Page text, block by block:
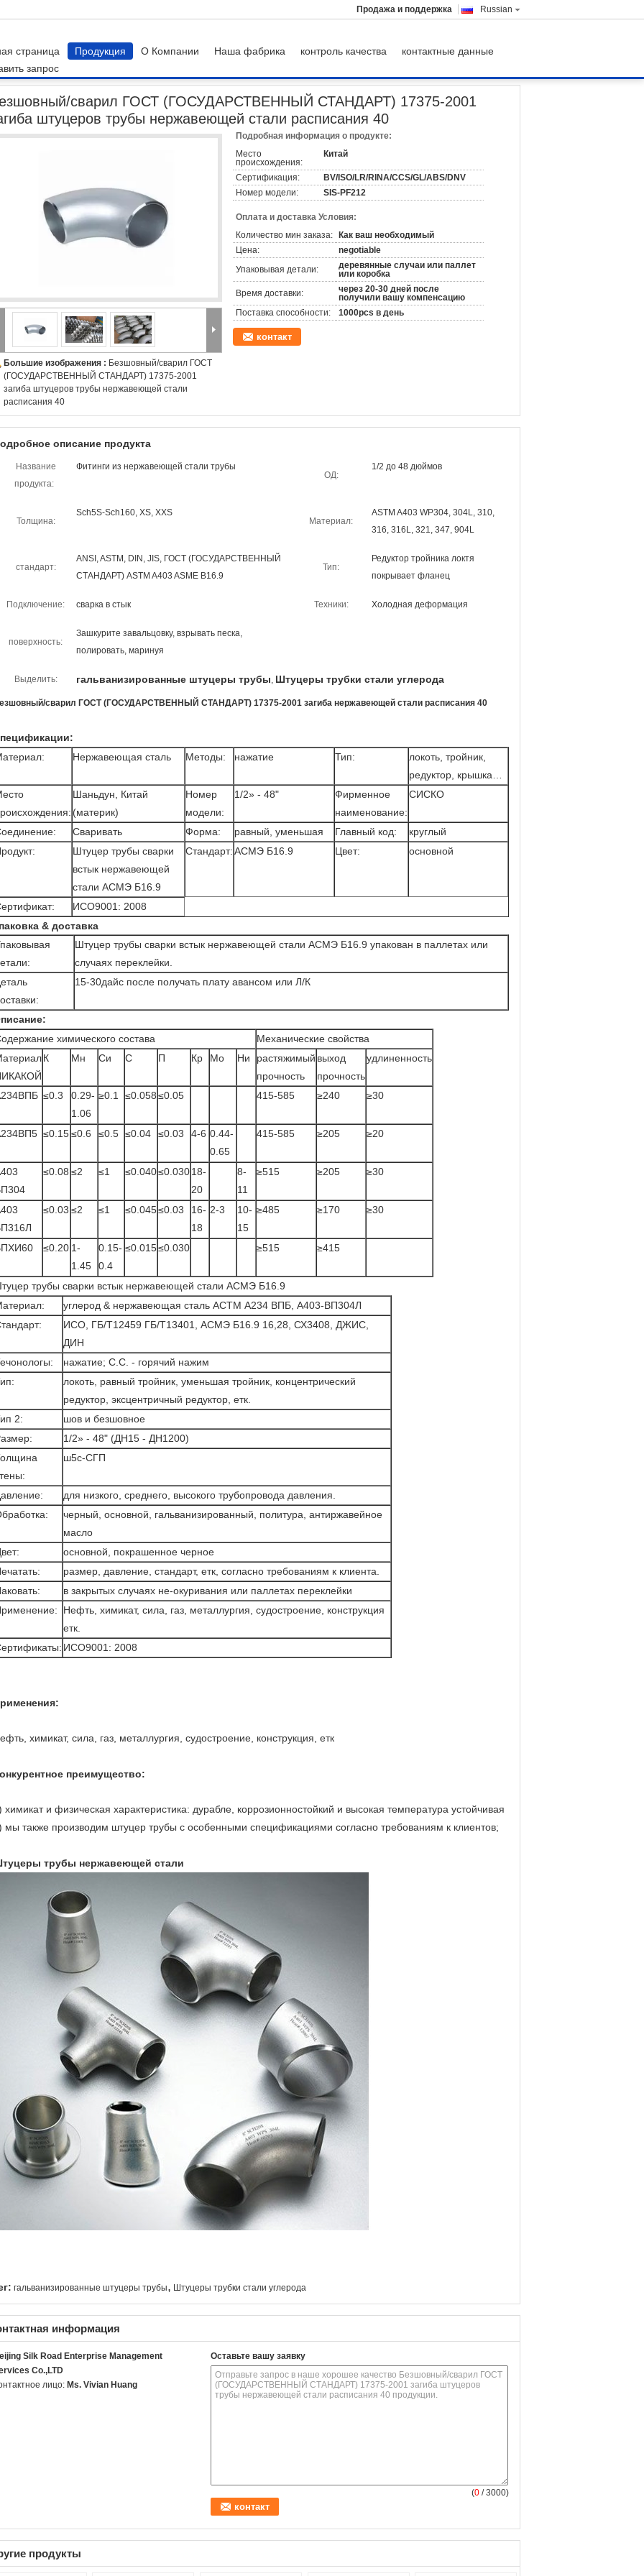
Russian
Продажа и поддержка
страница Продукция О Компании Наша фабрика контроль качества
контактные данные
запрос
трубы
сварил ГОСТ (ГОСУДАРСТВЕННЫЙ СТАНДАРТ) 17375-2001
штуцеров трубы нержавеющей стали расписания 40
Большие изображения : Безшовный/сварил ГОСТ
(ГОСУДАРСТВЕННЫЙ СТАНДАРТ) 17375-2001
загиба штуцеров трубы нержавеющей стали
расписания 40
Подробная информация о продукте:
Место
происхождения:
Китай
Сертификация:
BV/ISO/LR/RINA/CCS/GL/ABS/DNV
Номер модели:
SIS-PF212
Оплата и доставка Условия:
Количество мин заказа:
Как ваш необходимый
Цена:
negotiable
Упаковывая детали:
деревянные случаи или паллет
или коробка
Время доставки:
через 20-30 дней после
получили вашу компенсацию
Поставка способности:
1000pcs в день
контакт
описание продукта
Название
продукта:
Фитинги из нержавеющей стали трубы
ОД:
1/2 до 48 дюймов
Толщина:
Sch5S-Sch160, XS, XXS
Материал:
ASTM A403 WP304, 304L, 310,
316, 316L, 321, 347, 904L
стандарт:
ANSI, ASTM, DIN, JIS, ГОСТ (ГОСУДАРСТВЕННЫЙ
СТАНДАРТ) ASTM A403 ASME B16.9
Тип:
Редуктор тройника локтя
покрывает фланец
Подключение: сварка в стык Техники: Холодная деформация
поверхность:
Зашкурите завальцовку, взрывать песка,
полировать, маринуя
Выделить: гальванизированные штуцеры трубы, Штуцеры трубки стали углерода
сварил ГОСТ (ГОСУДАРСТВЕННЫЙ СТАНДАРТ) 17375-2001 загиба нержавеющей стали расписания 40
Нержавеющая сталь Методы: нажатие Тип:
локоть, тройник,
редуктор, крышка…
Шаньдун, Китай
(материк)
Номер
модели:
1/2» - 48"
Фирменное
наименование:
СИСКО
Сваривать Форма: равный, уменьшая Главный код:
круглый
Штуцер трубы сварки
встык нержавеющей
стали АСМЭ Б16.9
Стандарт:АСМЭ Б16.9 Цвет: основной
ИСО9001: 2008
& доставка
Штуцер трубы сварки встык нержавеющей стали АСМЭ Б16.9 упакован в паллетах или
случаях переклейки.
15-30дайс после получать плату авансом или Л/К
химического состава
Механические свойства
К Мн Си С П Кр Мо Ни
растяжимый
прочность
выход
прочность
удлиненность
≤0.3
0.29-
1.06
≥0.1 ≤0.058≤0.05 415-585 ≥240 ≥30
≤0.15≤0.6 ≤0.5 ≤0.04 ≤0.03 4-6 0.44-
0.65
415-585 ≥205 ≥20
≤0.08 ≤2 ≤1 ≤0.040≤0.03018-
20
8-
11
≥515 ≥205 ≥30
≤0.03 ≤2 ≤1 ≤0.045≤0.03
16-
18
2-3
10-
15
≥485 ≥170 ≥30
≤0.20 1-
1.45
0.15-
0.4
≤0.015≤0.030 ≥515 ≥415
трубы сварки встык нержавеющей стали АСМЭ Б16.9
углерод & нержавеющая сталь АСТМ А234 ВПБ, А403-ВП304Л
ИСО, ГБ/Т12459 ГБ/Т13401, АСМЭ Б16.9 16,28, СХ3408, ДЖИС,
ДИН
нажатие; С.С. - горячий нажим
локоть, равный тройник, уменьшая тройник, концентрический
редуктор, эксцентричный редуктор, етк.
2:
шов и безшовное
1/2» - 48" (ДН15 - ДН1200)
ш5с-СГП
для низкого, среднего, высокого трубопровода давления.
черный, основной, гальванизированный, политура, антиржавейное
масло
основной, покрашенное черное
размер, давление, стандарт, етк, согласно требованиям к клиента.
в закрытых случаях не-окуривания или паллетах переклейки
Нефть, химикат, сила, газ, металлургия, судостроение, конструкция
етк.
ИСО9001: 2008
химикат, сила, газ, металлургия, судостроение, конструкция, етк
преимущество:
химикат и физическая характеристика: дурабле, коррозионностойкий и высокая температура устойчивая
мы также производим штуцер трубы с особенными спецификациями согласно требованиям к клиентов;
трубы нержавеющей стали
гальванизированные штуцеры трубы, Штуцеры трубки стали углерода
информация
Silk Road Enterprise Management
Co.,LTD
лицо: Ms. Vivian Huang
Оставьте вашу заявку
(0 / 3000)
продукты